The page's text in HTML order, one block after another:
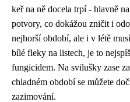
keř na ně docela trpí - hlavně
potvory, co dokážou zničit i
nejhorší období, ale i v létě
bílé fleky na listech, je to
fungicidem. Na svilušky zase
chladném období se můžete
zazimování.